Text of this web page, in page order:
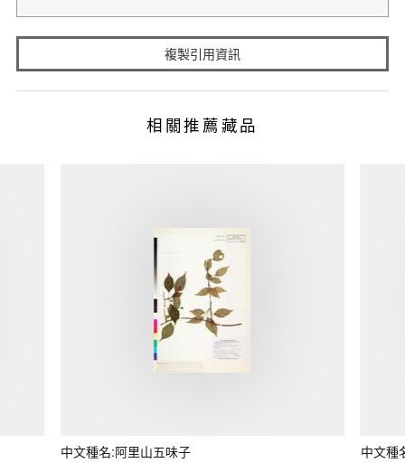
複製引用資訊
相關推薦藏品
中文種名:阿里山五味子 中文種